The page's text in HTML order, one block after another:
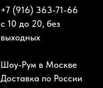
+7 (916) 363-71-66
с 10 до 20, без
выходных
Шоу-Рум в Москве
Доставка по России